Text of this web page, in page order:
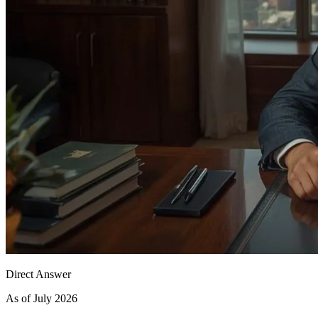
Direct Answer
As of July 2026